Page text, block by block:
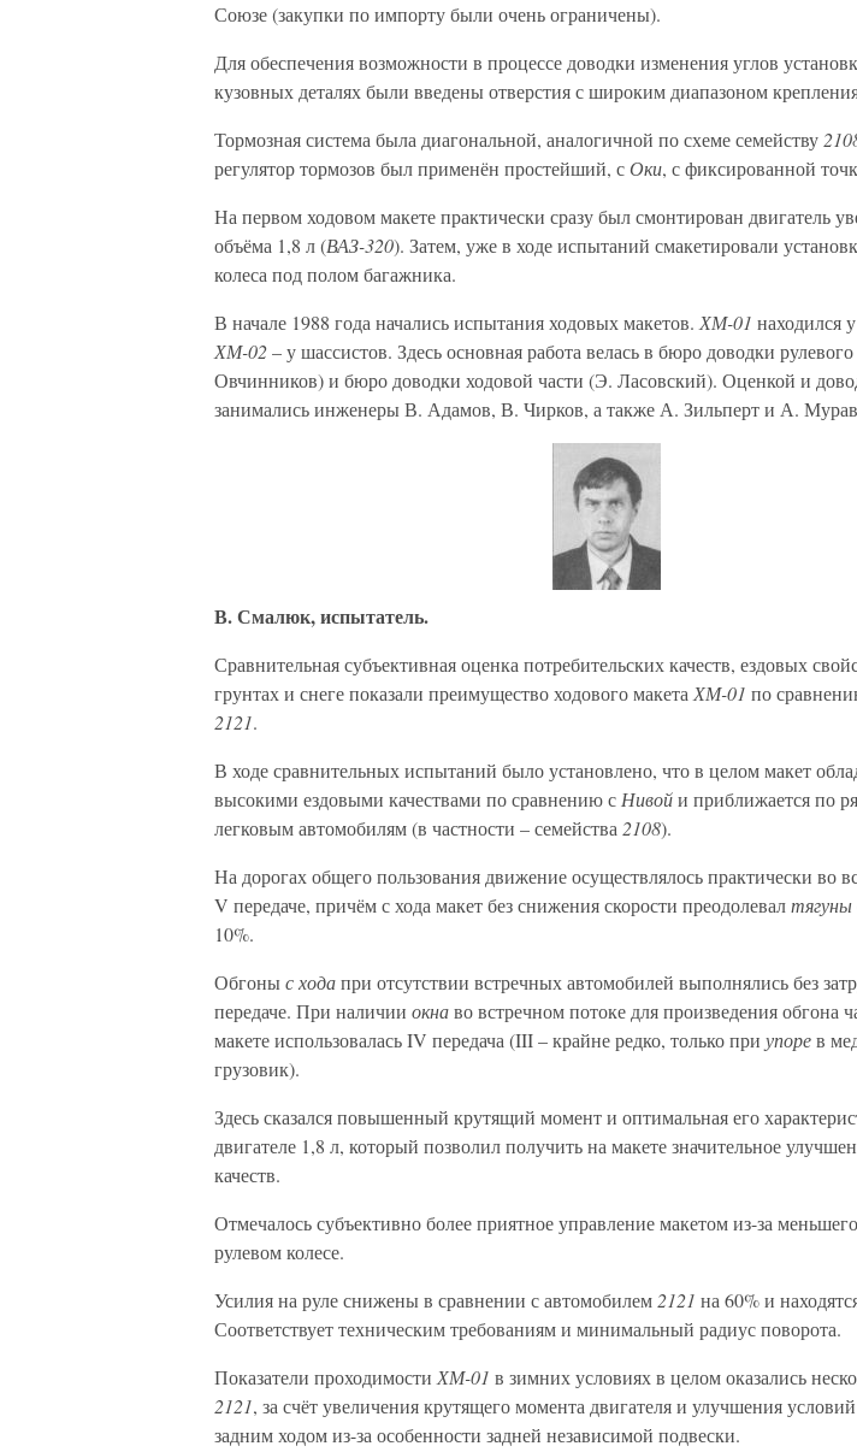
Союзе (закупки по импорту были очень ограничены).
Для обеспечения возможности в процессе доводки изменения углов
кузовных деталях были введены отверстия с широким диапазоном
Тормозная система была диагональной, аналогичной по схеме семейству
регулятор тормозов был применён простейший, сОки, с фиксированной
На первом ходовом макете практически сразу был смонтирован двигатель
объёма 1,8 л (ВАЗ-320). Затем, уже в ходе испытаний смакетировали
колеса под полом багажника.
В начале 1988 года начались испытания ходовых макетов. ХМ-01 находился
ХМ-02– у шассистов. Здесь основная работа велась в бюро доводки
Овчинников) и бюро доводки ходовой части (Э. Ласовский). Оценкой и
занимались инженеры В. Адамов, В. Чирков, а также А. Зильперт и А.
В. Смалюк, испытатель.
Сравнительная субъективная оценка потребительских качеств, ездовых
грунтах и снеге показали преимущество ходового макета ХМ-01 по
2121.
В ходе сравнительных испытаний было установлено, что в целом макет
высокими ездовыми качествами по сравнению с Нивойи приближается по
легковым автомобилям (в частности – семейства 2108).
На дорогах общего пользования движение осуществлялось практически во
V передаче, причём с хода макет без снижения скорости преодолевалтягуны
10%.
Обгоныс ходапри отсутствии встречных автомобилей выполнялись без
передаче. При наличии окнаво встречном потоке для произведения обгона
макете использовалась IV передача (III – крайне редко, только при упорев
грузовик).
Здесь сказался повышенный крутящий момент и оптимальная его
двигателе 1,8 л, который позволил получить на макете значительное
качеств.
Отмечалось субъективно более приятное управление макетом из-за
рулевом колесе.
Усилия на руле снижены в сравнении с автомобилем 2121 на 60% и
Соответствует техническим требованиям и минимальный радиус поворота.
Показатели проходимости ХМ-01 в зимних условиях в целом оказались
2121, за счёт увеличения крутящего момента двигателя и улучшения
задним ходом из-за особенности задней независимой подвески.